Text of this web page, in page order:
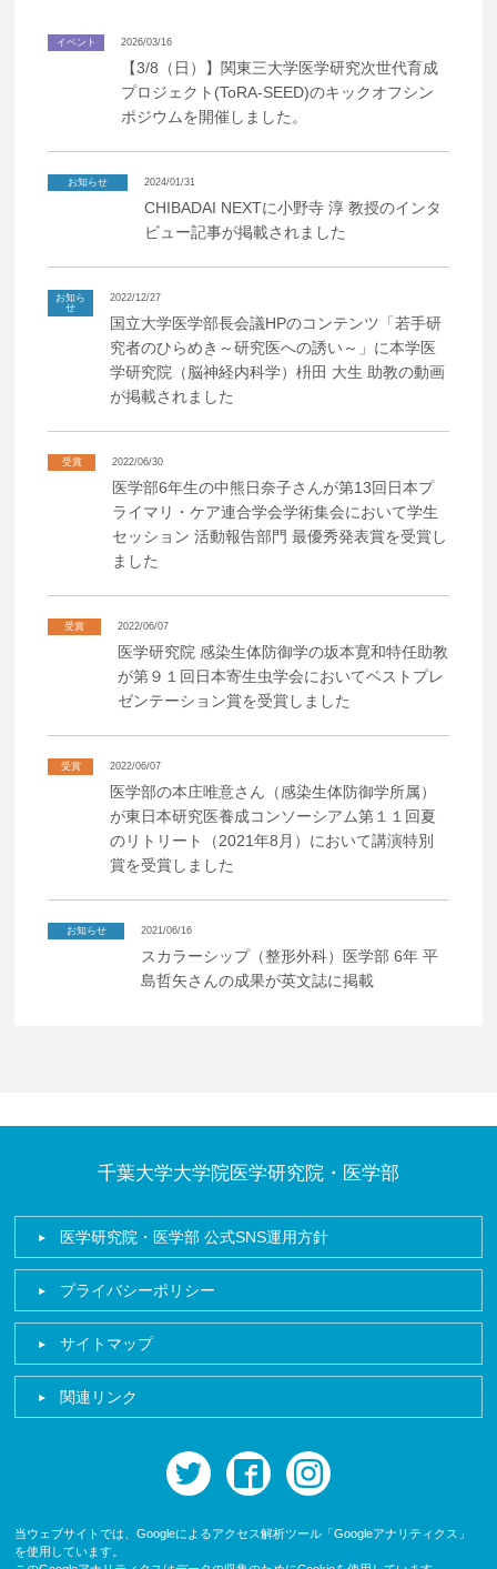
イベント 2026/03/16
【3/8（日）】関東三大学医学研究次世代育成
プロジェクト(ToRA-SEED)のキックオフシン
ポジウムを開催しました。
お知らせ 2024/01/31
CHIBADAI NEXTに小野寺 淳 教授のインタ
ビュー記事が掲載されました
お知ら
せ
2022/12/27
国立大学医学部長会議HPのコンテンツ「若手研
究者のひらめき～研究医への誘い～」に本学医
学研究院（脳神経内科学）枡田 大生 助教の動画
が掲載されました
受賞 2022/06/30
医学部6年生の中熊日奈子さんが第13回日本プ
ライマリ・ケア連合学会学術集会において学生
セッション 活動報告部門 最優秀発表賞を受賞し
ました
受賞 2022/06/07
医学研究院 感染生体防御学の坂本寛和特任助教
が第９１回日本寄生虫学会においてベストプレ
ゼンテーション賞を受賞しました
受賞 2022/06/07
医学部の本庄唯意さん（感染生体防御学所属）
が東日本研究医養成コンソーシアム第１１回夏
のリトリート（2021年8月）において講演特別
賞を受賞しました
お知らせ 2021/06/16
スカラーシップ（整形外科）医学部 6年 平
島哲矢さんの成果が英文誌に掲載
千葉大学大学院医学研究院・医学部
医学研究院・医学部 公式SNS運用方針
プライバシーポリシー
サイトマップ
関連リンク
twitter facebook
当ウェブサイトでは、Googleによるアクセス解析ツール「Googleアナリティクス」
を使用しています。